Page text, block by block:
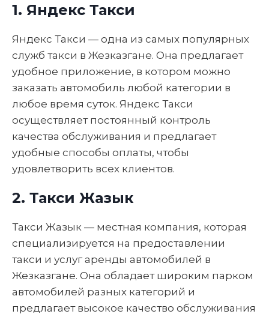
1. Яндекс Такси
Яндекс Такси — одна из самых популярных
служб такси в Жезказгане. Она предлагает
удобное приложение, в котором можно
заказать автомобиль любой категории в
любое время суток. Яндекс Такси
осуществляет постоянный контроль
качества обслуживания и предлагает
удобные способы оплаты, чтобы
удовлетворить всех клиентов.
2. Такси Жазык
Такси Жазык — местная компания, которая
специализируется на предоставлении
такси и услуг аренды автомобилей в
Жезказгане. Она обладает широким парком
автомобилей разных категорий и
предлагает высокое качество обслуживания